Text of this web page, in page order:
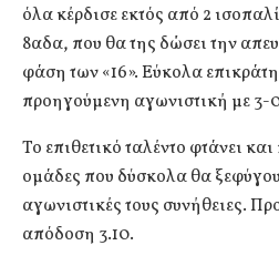
όλα κέρδισε εκτός από 2
8αδα, που θα της δώσει την
φάση των «16». Εύκολα
προηγούμενη αγωνιστική με 3-
Το επιθετικό ταλέντο φτάνει και
ομάδες που δύσκολα θα
αγωνιστικές τους συνήθειες.
απόδοση 3.10.